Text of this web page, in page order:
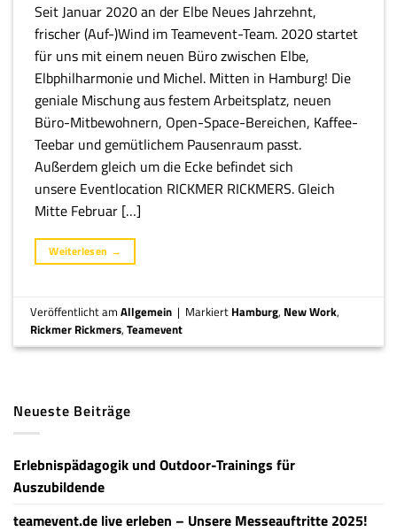
Seit Januar 2020 an der Elbe Neues Jahrzehnt,
frischer (Auf-)Wind im Teamevent-Team. 2020 startet
für uns mit einem neuen Büro zwischen Elbe,
Elbphilharmonie und Michel. Mitten in Hamburg! Die
geniale Mischung aus festem Arbeitsplatz, neuen
Büro-Mitbewohnern, Open-Space-Bereichen, Kaffee-
Teebar und gemütlichem Pausenraum passt.
Außerdem gleich um die Ecke befindet sich
unsere Eventlocation RICKMER RICKMERS. Gleich
Mitte Februar […]
Weiterlesen →
Veröffentlicht amAllgemein | Markiert Hamburg, New Work,
Rickmer Rickmers,Teamevent
Neueste Beiträge
Erlebnispädagogik und Outdoor-Trainings für
Auszubildende
teamevent.de live erleben – Unsere Messeauftritte 2025!